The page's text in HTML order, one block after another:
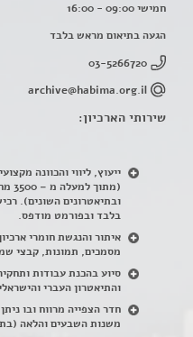
חמישי 09:00 - 16:00
הגעה בתיאום מראש בלבד
03-5266720
archive@habima.org.il
שירותי הארכיון:
ייעוץ, ליווי והכוונה
ובתיאטרונים השונים).
בלבד ובפורמט מודפס.
איתור והנגשת חומרי
מסמכים, תמונות, קבצי
סיוע בהכנת עבודות
והתיאטרון העברי
משנות השבעים והלאה